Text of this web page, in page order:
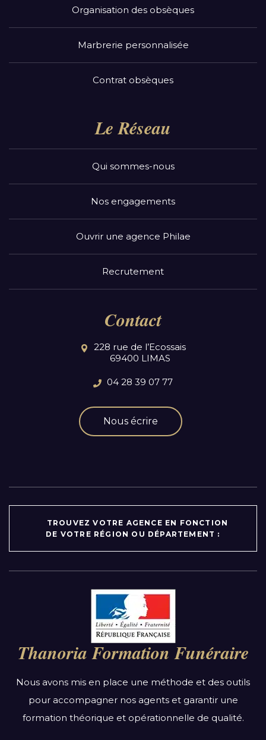
Organisation des obsèques
Marbrerie personnalisée
Contrat obsèques
Le Réseau
Qui sommes-nous
Nos engagements
Ouvrir une agence Philae
Recrutement
Contact
228 rue de l’Ecossais
69400 LIMAS
04 28 39 07 77
Nous écrire
TROUVEZ VOTRE AGENCE EN FONCTION
DE VOTRE RÉGION OU DÉPARTEMENT :
Auvergne-Rhône-Alpes
Bourgogne-Franche-Comté
Bretagne
Centre-Val de Loire
Grand Est
Hauts-de-France
Thanoria Formation Funéraire
Nous avons mis en place une méthode et des outils
pour accompagner nos agents et garantir une
formation théorique et opérationnelle de qualité.